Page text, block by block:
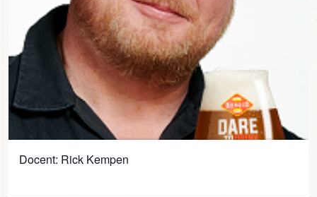
Docent: Rick Kempen